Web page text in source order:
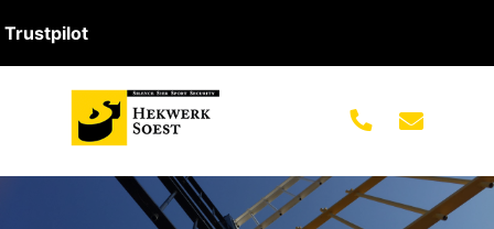
Trustpilot